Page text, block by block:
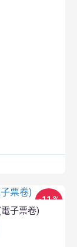
-11 %
子票卷)